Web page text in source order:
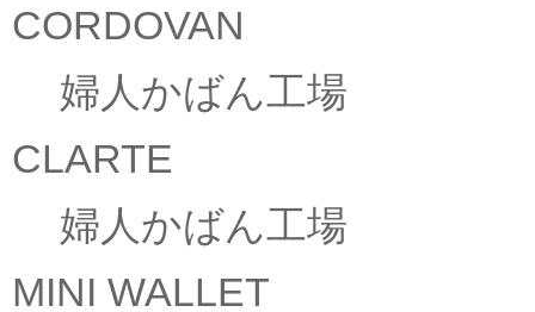
CORDOVAN
婦人かばん工場
CLARTE
婦人かばん工場
MINI WALLET